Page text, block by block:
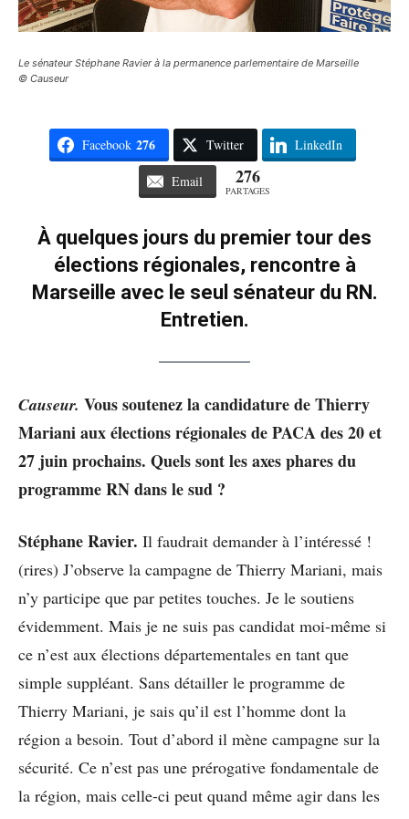
Le sénateur Stéphane Ravier à la permanence parlementaire de Marseille
© Causeur
Facebook 276 Twitter LinkedIn
Email 276
PARTAGES
À quelques jours du premier tour des
élections régionales, rencontre à
Marseille avec le seul sénateur du RN.
Entretien.
Causeur. Vous soutenez la candidature de Thierry
Mariani aux élections régionales de PACA des 20 et
27 juin prochains. Quels sont les axes phares du
programme RN dans le sud ?
Stéphane Ravier. Il faudrait demander à l’intéressé !
(rires) J’observe la campagne de Thierry Mariani, mais
n’y participe que par petites touches. Je le soutiens
évidemment. Mais je ne suis pas candidat moi-même si
ce n’est aux élections départementales en tant que
simple suppléant. Sans détailler le programme de
Thierry Mariani, je sais qu’il est l’homme dont la
région a besoin. Tout d’abord il mène campagne sur la
sécurité. Ce n’est pas une prérogative fondamentale de
la région, mais celle-ci peut quand même agir dans les